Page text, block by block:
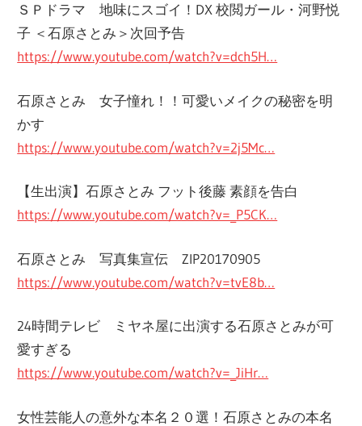
ＳＰドラマ 地味にスゴイ！DX 校閲ガール・河野悦
子 ＜石原さとみ＞次回予告
https://www.youtube.com/watch?v=dch5H…
石原さとみ 女子憧れ！！可愛いメイクの秘密を明
かす
https://www.youtube.com/watch?v=2j5Mc…
【生出演】石原さとみ フット後藤 素顔を告白
https://www.youtube.com/watch?v=_P5CK…
石原さとみ 写真集宣伝 ZIP20170905
https://www.youtube.com/watch?v=tvE8b…
24時間テレビ ミヤネ屋に出演する石原さとみが可
愛すぎる
https://www.youtube.com/watch?v=_JiHr…
女性芸能人の意外な本名２０選！石原さとみの本名